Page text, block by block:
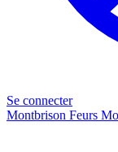
Se connecter
Montbrison Feurs